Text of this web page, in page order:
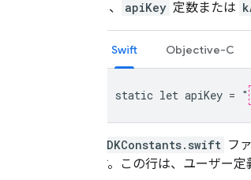
し、
apiKey 定数または
Swift Objective-C
static let apiKey = "
SDKConstants.swift フ
す。この行は、ユーザー